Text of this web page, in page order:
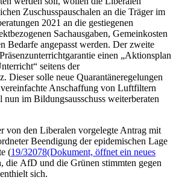
Zuschusspauschalen an die Träger im
2021 an die gestiegenen
Sachausgaben, Gemeinkosten
Bedarfe angepasst werden. Der zweite
einen „Aktionsplan
seitens der
Dieser solle neue Quarantäneregelungen
Anschaffung von Luftfiltern
im Bildungsausschuss weiterberaten
von den Liberalen vorgelegte Antrag mit
Beendigung der epidemischen Lage
(19/32078(Dokument, öffnet ein neues
die AfD und die Grünen stimmten gegen
sich.